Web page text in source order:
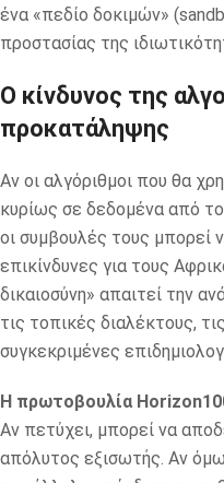
ένα «πεδίο δοκιμών»
προστασίας της
Ο κίνδυνος της
προκατάληψης
Αν οι αλγόριθμοι που θα
κυρίως σε δεδομένα από
οι συμβουλές τους μπορεί
επικίνδυνες για τους
δικαιοσύνη» απαιτεί την
τις τοπικές διαλέκτους,
συγκεκριμένες
Η πρωτοβουλία
Αν πετύχει, μπορεί να
απόλυτος εξισωτής. Αν